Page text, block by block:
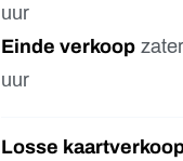
uur
Einde verkoop
uur
Losse